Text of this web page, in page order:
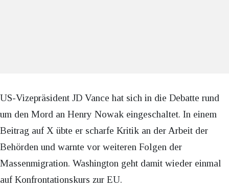
US-Vizepräsident JD Vance hat sich in die Debatte rund
um den Mord an Henry Nowak eingeschaltet. In einem
Beitrag auf X übte er scharfe Kritik an der Arbeit der
Behörden und warnte vor weiteren Folgen der
Massenmigration. Washington geht damit wieder einmal
auf Konfrontationskurs zur EU.